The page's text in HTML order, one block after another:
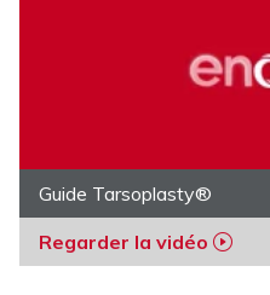
Guide Tarsoplasty®
Regarder la vidéo